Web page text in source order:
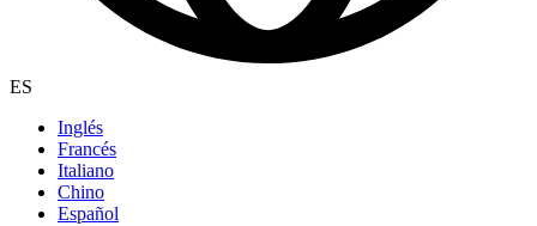
ES
Inglés
Francés
Italiano
Chino
Español